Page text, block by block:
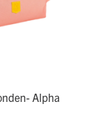
Alpha